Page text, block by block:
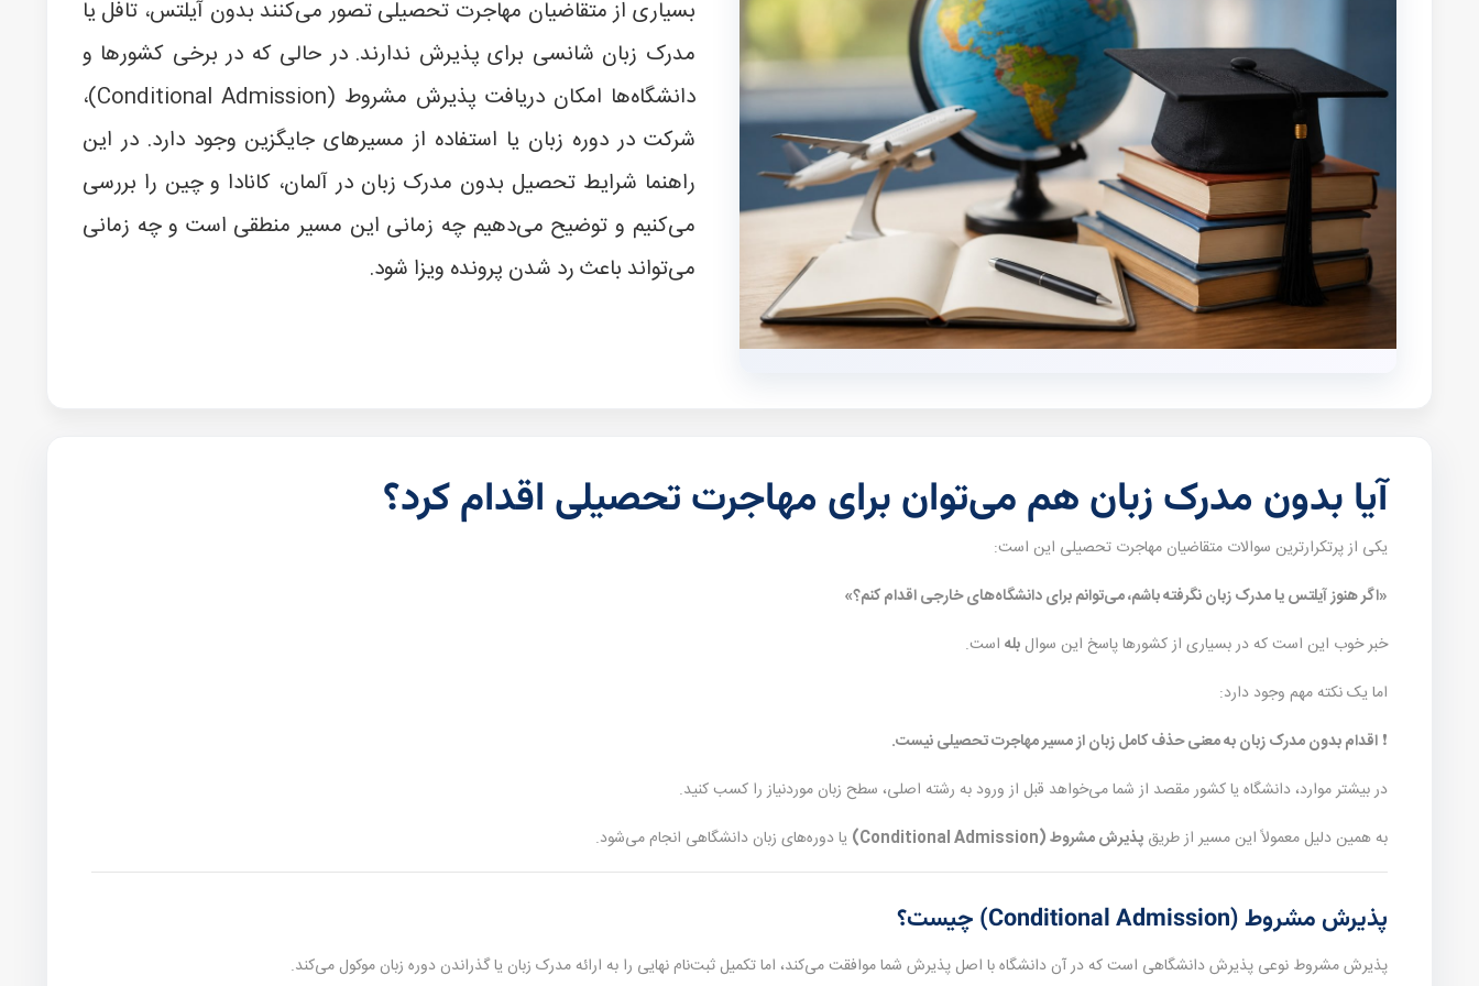
بسیاری از متقاضیان مهاجرت تحصیلی تصور می‌کنند بدون آیلتس، تافل یا
مدرک زبان شانسی برای پذیرش ندارند. در حالی که در برخی کشورها و
دانشگاه‌ها امکان دریافت پذیرش مشروط (Conditional Admission)،
شرکت در دوره زبان یا استفاده از مسیرهای جایگزین وجود دارد. در این
راهنما شرایط تحصیل بدون مدرک زبان در آلمان، کانادا و چین را بررسی
می‌کنیم و توضیح می‌دهیم چه زمانی این مسیر منطقی است و چه زمانی
می‌تواند باعث رد شدن پرونده ویزا شود.
آیا بدون مدرک زبان هم می‌توان برای مهاجرت تحصیلی اقدام کرد؟
یکی از پرتکرارترین سوالات متقاضیان مهاجرت تحصیلی این است:
«اگر هنوز آیلتس یا مدرک زبان نگرفته باشم، می‌توانم برای دانشگاه‌های خارجی اقدام کنم؟»
خبر خوب این است که در بسیاری از کشورها پاسخ این سوال بلهاست.
اما یک نکته مهم وجود دارد:
❗ اقدام بدون مدرک زبان به معنی حذف کامل زبان از مسیر مهاجرت تحصیلی نیست.
در بیشتر موارد، دانشگاه یا کشور مقصد از شما می‌خواهد قبل از ورود به رشته اصلی، سطح زبان موردنیاز را کسب کنید.
به همین دلیل معمولاً این مسیر از طریق پذیرش مشروط (Conditional Admission) یا دوره‌های زبان دانشگاهی انجام می‌شود.
پذیرش مشروط (Conditional Admission) چیست؟
پذیرش مشروط نوعی پذیرش دانشگاهی است که در آن دانشگاه با اصل پذیرش شما موافقت می‌کند، اما تکمیل ثبت‌نام نهایی را به ارائه مدرک زبان یا گذراندن دوره زبان موکول می‌کند.